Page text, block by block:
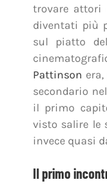
trovare attori
diventati più
sul piatto
Pattinson
secondario
il primo
visto salire le
invece quasi
Il primo